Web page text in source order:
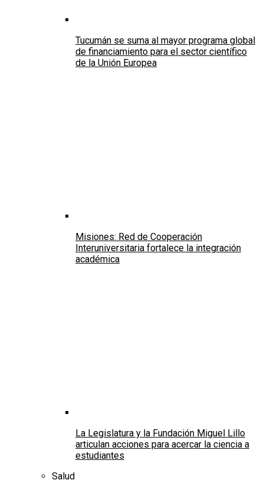
Tucumán se suma al mayor programa global
de financiamiento para el sector científico
de la Unión Europea
Misiones: Red de Cooperación
Interuniversitaria fortalece la integración
académica
La Legislatura y la Fundación Miguel Lillo
articulan acciones para acercar la ciencia a
estudiantes
Salud